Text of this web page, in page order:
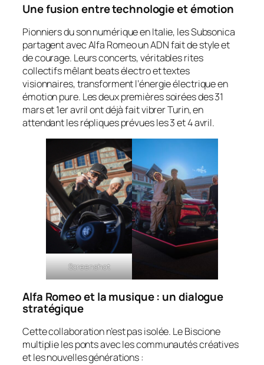
Une fusion entre technologie et émotion
Pionniers du son numérique en Italie, les Subsonica
partagent avec Alfa Romeo un ADN fait de style et
de courage. Leurs concerts, véritables rites
collectifs mêlant beats électro et textes
visionnaires, transforment l’énergie électrique en
émotion pure. Les deux premières soirées des 31
mars et 1er avril ont déjà fait vibrer Turin, en
attendant les répliques prévues les 3 et 4 avril.
Screenshot
Alfa Romeo et la musique : un dialogue
stratégique
Cette collaboration n’est pas isolée. Le Biscione
multiplie les ponts avec les communautés créatives
et les nouvelles générations :